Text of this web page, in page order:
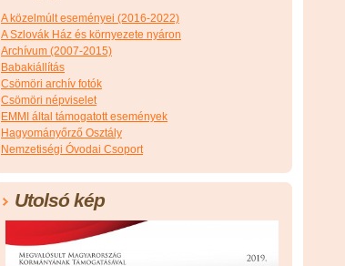
A közelmúlt eseményei (2016-2022)
A Szlovák Ház és környezete nyáron
Archívum (2007-2015)
Babakiállítás
Csömöri archív fotók
Csömöri népviselet
EMMI által támogatott események
Hagyományőrző Osztály
Nemzetiségi Óvodai Csoport
Utolsó kép